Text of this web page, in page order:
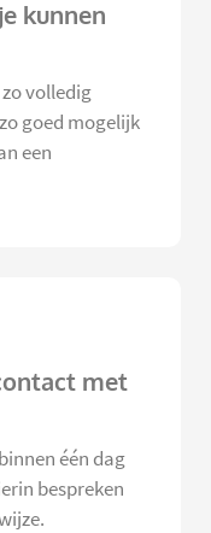
kunnen
volledig
goed mogelijk
een
met
één dag
bespreken